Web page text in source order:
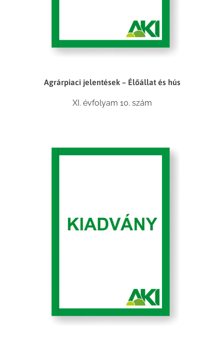
Agrárpiaci jelentések – Élőállat és hús
XI. évfolyam 10. szám